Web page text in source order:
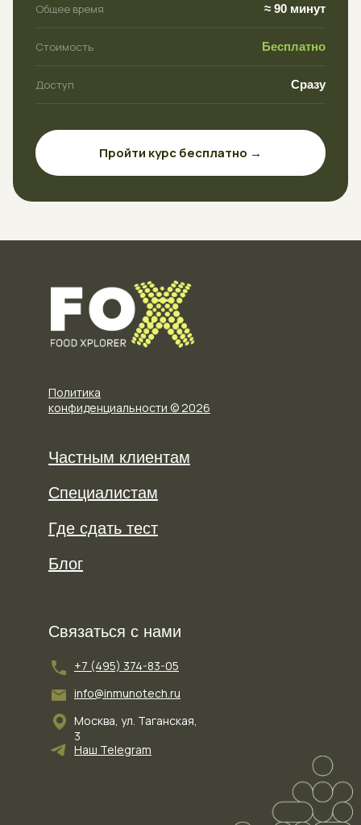
Общее время ≈ 90 минут
Стоимость Бесплатно
Доступ Сразу
Пройти курс бесплатно →
Частным клиентам
Специалистам
Где сдать тест
Блог
Политика
конфиденциальности © 2026
Связаться с нами
+7 (495) 374-83-05
info@inmunotech.ru
Москва, ул. Таганская,
3
Наш Telegram